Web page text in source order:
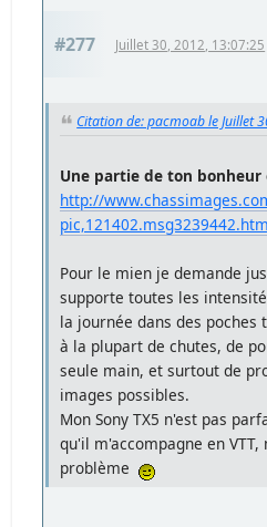
#277 Juillet 30, 2012, 13:07:25
Citation de: pacmoab le Juillet
Une partie de ton bonheur
http://
Pour le mien je demande
supporte toutes les
la journée dans des
à la plupart de chutes, de
seule main, et surtout de
images possibles.
Mon Sony TX5 n'est pas
qu'il m'accompagne en VTT,
problème